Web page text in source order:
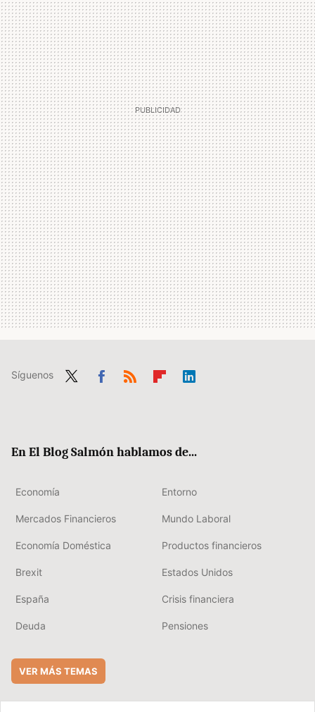
Síguenos
En El Blog Salmón hablamos de...
Economía Entorno
Mercados Financieros Mundo Laboral
Economía Doméstica Productos financieros
Brexit Estados Unidos
España Crisis financiera
Deuda Pensiones
VER MÁS TEMAS